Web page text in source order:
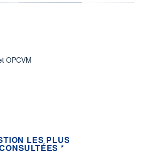
OPCVM
LES PLUS
*